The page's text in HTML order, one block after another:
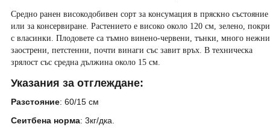
Средно ранен високодобивен сорт за консумация в пряскно състояние
или за консервиране. Растението е високо около 120 см, зелено,
с власинки. Плодовете са тъмно винено-червени, тънки, много
заострени, петстенни, почти винаги със завит връх. В техническа
зрялост със средна дължина около 15 см.
Указания за отглеждане:
Разстояние: 60/15 см
Сеитбена норма: 3кг/дка.